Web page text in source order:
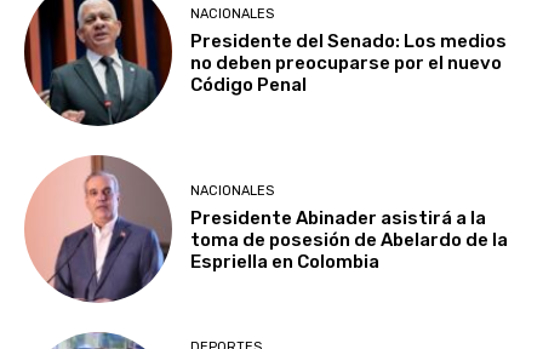
NACIONALES
Presidente del Senado: Los medios
no deben preocuparse por el nuevo
Código Penal
NACIONALES
Presidente Abinader asistirá a la
toma de posesión de Abelardo de la
Espriella en Colombia